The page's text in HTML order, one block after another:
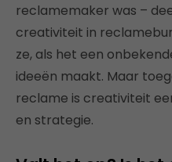
reclamemaker was –
creativiteit in
ze, als het een
ideeën maakt. Maar
reclame is creativiteit
en strategie.